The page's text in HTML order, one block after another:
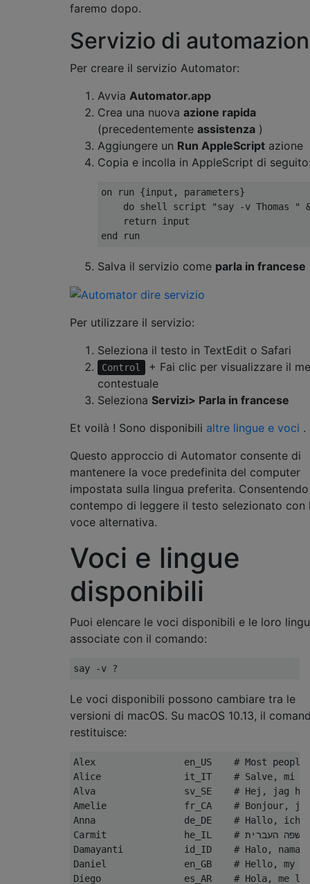
faremo dopo.
Servizio di
Per creare il servizio Automator:
Avvia Automator.app
Crea una nuova azione rapida
(precedentemente assistenza )
Aggiungere un Run AppleScript azione
Copia e incolla in AppleScript di
on run {input, parameters}
do shell script "say -v Thomas "
    return input
Salva il servizio come parla in francese
Per utilizzare il servizio:
Seleziona il testo in TextEdit o Safari
Control
+ Fai clic per visualizzare il
contestuale
Seleziona Servizi> Parla in francese
Et voilà ! Sono disponibili altre lingue e voci .
Questo approccio di Automator consente di
mantenere la voce predefinita del computer
impostata sulla lingua preferita.
contempo di leggere il testo selezionato con
voce alternativa.
Voci e lingue
disponibili
Puoi elencare le voci disponibili e le loro
associate con il comando:
Le voci disponibili possono cambiare tra le
versioni di macOS. Su macOS 10.13, il
restituisce:
Alex                en_US    # Most people
Alice               it_IT    # Salve, mi
Alva                sv_SE    # Hej, jag
Amelie              fr_CA    # Bonjour, je
Anna                de_DE    # Hallo, ich
Carmit              he_IL    # שלום. קוראים לי כרמית, ואני קול בשפה העברית.
Damayanti           id_ID    # Halo, nama
Daniel              en_GB    # Hello, my
Diego               es_AR    # Hola, me